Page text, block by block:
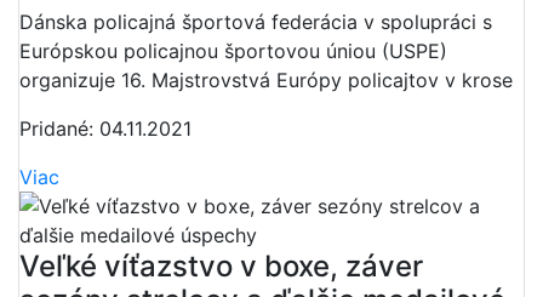
Dánska policajná športová federácia v spolupráci s
Európskou policajnou športovou úniou (USPE)
organizuje 16. Majstrovstvá Európy policajtov v krose
Pridané: 04.11.2021
Viac
Veľké víťazstvo v boxe, záver